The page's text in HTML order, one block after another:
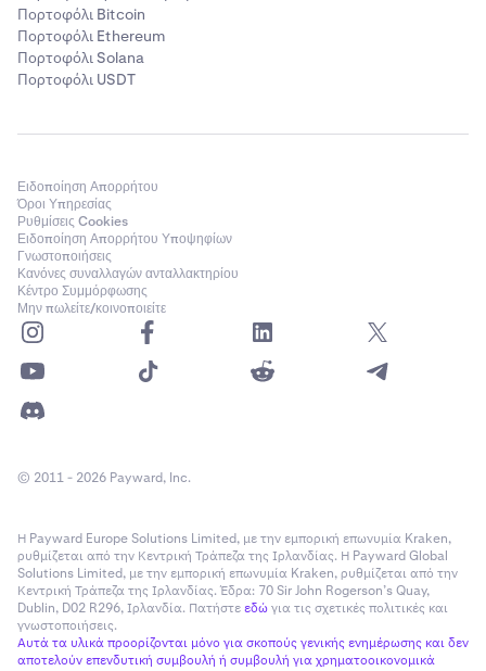
Πορτοφόλι Bitcoin
Πορτοφόλι Ethereum
Πορτοφόλι Solana
Πορτοφόλι USDT
Ειδοποίηση Απορρήτου
Όροι Υπηρεσίας
Ρυθμίσεις Cookies
Ειδοποίηση Απορρήτου Υποψηφίων
Γνωστοποιήσεις
Κανόνες συναλλαγών ανταλλακτηρίου
Κέντρο Συμμόρφωσης
Μην πωλείτε/κοινοποιείτε
© 2011 - 2026 Payward, Inc.
Η Payward Europe Solutions Limited, με την εμπορική επωνυμία Kraken,
ρυθμίζεται από την Κεντρική Τράπεζα της Ιρλανδίας. Η Payward Global
Solutions Limited, με την εμπορική επωνυμία Kraken, ρυθμίζεται από την
Κεντρική Τράπεζα της Ιρλανδίας. Έδρα: 70 Sir John Rogerson’s Quay,
Dublin, D02 R296, Ιρλανδία. Πατήστεεδώγια τις σχετικές πολιτικές και
γνωστοποιήσεις.
Αυτά τα υλικά προορίζονται μόνο για σκοπούς γενικής ενημέρωσης και δεν
αποτελούν επενδυτική συμβουλή ή συμβουλή για χρηματοοικονομικά